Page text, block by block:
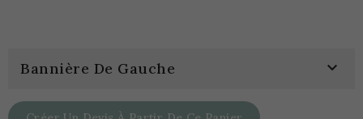
Bannière De Gauche 